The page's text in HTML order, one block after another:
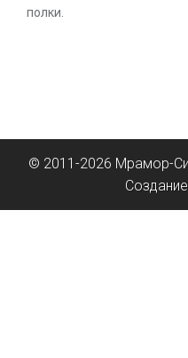
полки.
© 2011-2026 Мрамор-